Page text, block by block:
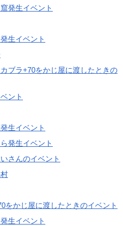
発生イベント
生イベント
ブラ+70をかじ屋に渡したときの
ント
生イベント
発生イベント
さんのイベント
をかじ屋に渡したときのイベント
生イベント